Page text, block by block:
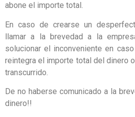
abone el importe total.
En caso de crearse un
llamar a la brevedad a la
solucionar el inconveniente en
reintegra el importe total del dinero
transcurrido.
De no haberse comunicado a la
dinero!!